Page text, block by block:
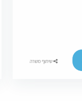
שיתוף משרה